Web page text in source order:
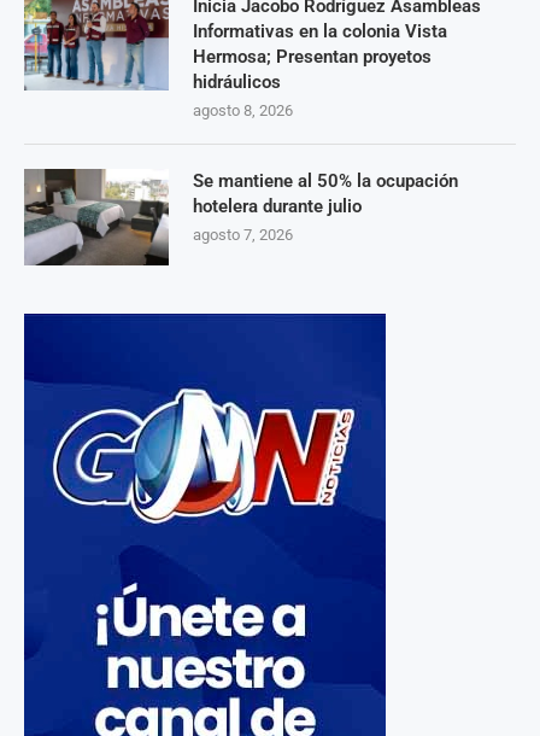
Inicia Jacobo Rodríguez Asambleas
Informativas en la colonia Vista
Hermosa; Presentan proyetos
hidráulicos
agosto 8, 2026
Se mantiene al 50% la ocupación
hotelera durante julio
agosto 7, 2026